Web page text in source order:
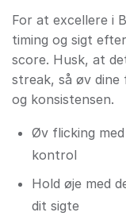
For at excellere i
timing og sigt
score. Husk, at
streak, så øv
og konsistensen.
Øv flicking
kontrol
Hold øje med
dit sigte